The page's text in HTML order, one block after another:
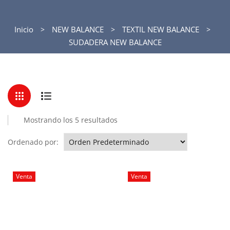
Inicio NEW BALANCE
TEXTIL NEW BALANCE
SUDADERA NEW BALANCE
Mostrando los 5 resultados
Ordenado por:
Venta Venta